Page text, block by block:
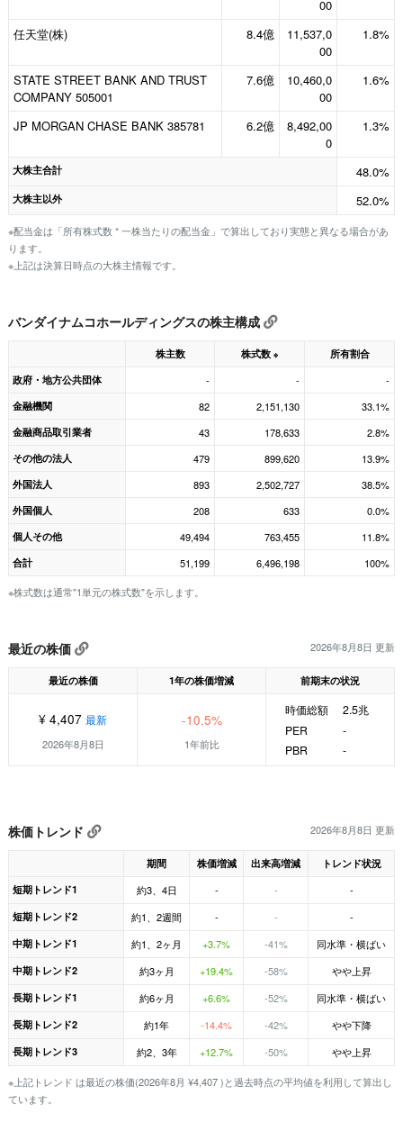
00
任天堂(株)
8.4億
11,537,0
00
1.8%
STATE STREET BANK AND TRUST
COMPANY 505001
7.6億
10,460,0
00
1.6%
JP MORGAN CHASE BANK 385781 6.2億
8,492,00
0
1.3%
大株主合計 48.0%
大株主以外 52.0%
※配当金は「所有株式数 * 一株当たりの配当金」で算出しており実態と異なる場合があ
ります。
※上記は決算日時点の大株主情報です。
バンダイナムコホールディングスの株主構成
株主数 株式数 ※
所有割合
政府・地方公共団体
- - -
金融機関 82 2,151,130 33.1%
金融商品取引業者 43 178,633 2.8%
その他の法人 479 899,620 13.9%
外国法人 893 2,502,727 38.5%
外国個人 208 633 0.0%
個人その他 49,494 763,455 11.8%
合計 51,199 6,496,198
100%
※株式数は通常"1単元の株式数"を示します。
最近の株価 2026年8月8日 更新
最近の株価 1年の株価増減 前期末の状況
¥ 4,407 最新
2026年8月8日
-10.5%
1年前比
時価総額
2.5兆
PER
-
PBR
-
株価トレンド 2026年8月8日 更新
期間 株価増減 出来高増減
トレンド状況
短期トレンド1
約3、4日 - - -
短期トレンド2 約1、2週間 - - -
中期トレンド1 約1、2ヶ月 +3.7% -41% 同水準・横ばい
中期トレンド2 約3ヶ月 +19.4% -58% やや上昇
長期トレンド1 約6ヶ月 +6.6% -52% 同水準・横ばい
長期トレンド2 約1年 -14.4% -42% やや下降
長期トレンド3 約2、3年 +12.7% -50% やや上昇
※上記トレンド は最近の株価(2026年8月 ¥4,407 )と過去時点の平均値を利用して算出し
ています。